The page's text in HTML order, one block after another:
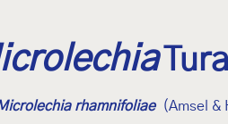
rhamnifoliae (Amsel &